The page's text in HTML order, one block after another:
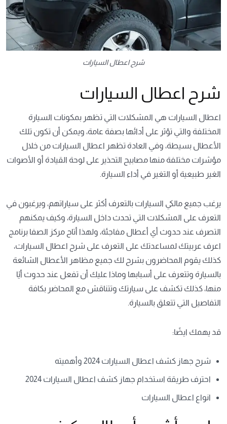
شرح اعطال السيارات
شرح اعطال السيارات
اعطال السيارات هي المشكلات التي تظهر بمكونات السيارة
المختلفة والتي تؤثر على أدائها بصفة عامة، ويمكن أن تكون تلك
الأعطال بسيطة، وفي العادة تظهر اعطال السيارات من خلال
مؤشرات مختلفة منها مصابيح التحذير على لوحة القيادة أو الأصوات
الغير طبيعية أو التغير في أداء السيارة.
يرغب جميع مالكي السيارات بالتعرف أكثر على سياراتهم، ويرغبون في
التعرف على المشكلات التي تحدث داخل السيارة، وكيف يمكنهم
التصرف عند حدوث أي أعطال مفاجئة، ولهذا أتاح مركز الصفا برنامج
اعرف عربيتك لمساعدتك على التعرف على شرح اعطال السيارات،
كذلك يقوم المحاضرون بشرح لك جميع مظاهر الأعطال الشائعة
بالسيارة وتتعرف على أسبابها وماذا عليك أن تفعل عند حدوث أيًا
منها، كذلك تكشف على سيارتك وتتناقش مع المحاضر بكافة
التفاصيل التي تتعلق بالسيارة.
قد يهمك ايضًا:
شرح جهاز كشف اعطال السيارات 2024 وأهميته
احترف طريقة استخدام جهاز كشف اعطال السيارات 2024
انواع اعطال السيارات